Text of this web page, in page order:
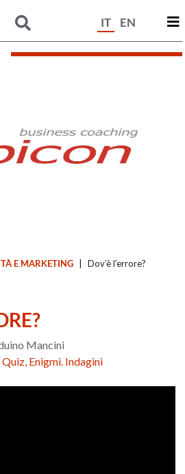
IT EN
E MARKETING Dov’è l’errore?
Mancini
Quiz, Enigmi. Indagini